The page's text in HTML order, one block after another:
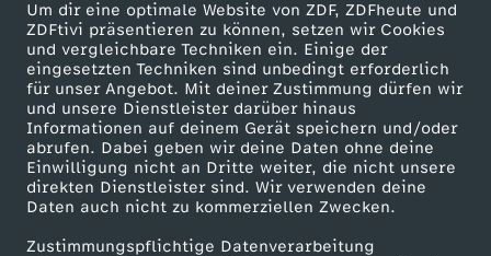
Um dir eine optimale Website von ZDF, ZDFheute und
ZDFtivi präsentieren zu können, setzen wir Cookies
und vergleichbare Techniken ein. Einige der
eingesetzten Techniken sind unbedingt erforderlich
für unser Angebot. Mit deiner Zustimmung dürfen wir
und unsere Dienstleister darüber hinaus
Informationen auf deinem Gerät speichern und/oder
abrufen. Dabei geben wir deine Daten ohne deine
Einwilligung nicht an Dritte weiter, die nicht unsere
direkten Dienstleister sind. Wir verwenden deine
Daten auch nicht zu kommerziellen Zwecken.
Zustimmungspflichtige Datenverarbeitung
s
t
v
o
r
Mehr ZDF
ZDF-Apps
Smart TV
ZDFtext
Livestreams
Service
ZDFmitreden
Kontakt zum ZDF
Tickets
Zuschauerservice